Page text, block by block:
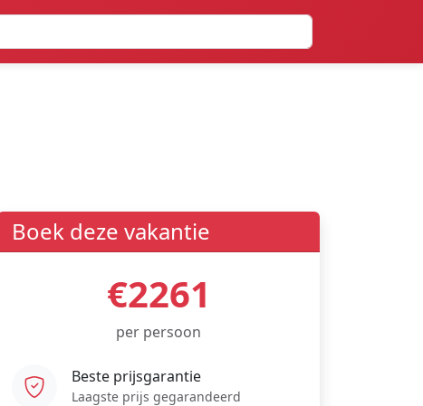
Boek deze vakantie
€2261
per persoon
Beste prijsgarantie
Laagste prijs gegarandeerd